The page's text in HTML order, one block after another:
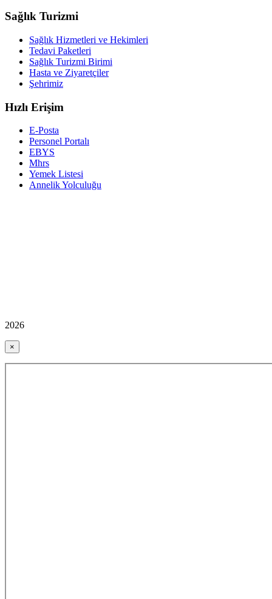
Sağlık Turizmi
Sağlık Hizmetleri ve Hekimleri
Tedavi Paketleri
Sağlık Turizmi Birimi
Hasta ve Ziyaretçiler
Şehrimiz
Hızlı Erişim
E-Posta
Personel Portalı
EBYS
Mhrs
Yemek Listesi
Annelik Yolculuğu
2026
×